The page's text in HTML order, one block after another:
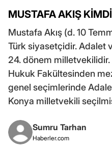
MUSTAFA AKIŞ
Mustafa Akış (d. 10
Türk siyasetçidir. Adalet
24. dönem
Hukuk Fakültesinden
genel seçimlerinde
Konya milletvekili
Sumru Tarhan
Haberler.com